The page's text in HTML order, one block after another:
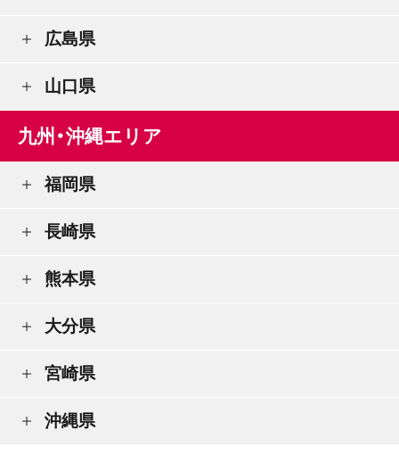
広島県
山口県
九州・沖縄エリア
福岡県
長崎県
熊本県
大分県
宮崎県
沖縄県